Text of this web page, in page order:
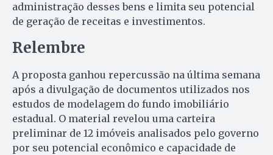
administração desses bens e limita seu potencial
de geração de receitas e investimentos.
Relembre
A proposta ganhou repercussão na última semana
após a divulgação de documentos utilizados nos
estudos de modelagem do fundo imobiliário
estadual. O material revelou uma carteira
preliminar de 12 imóveis analisados pelo governo
por seu potencial econômico e capacidade de